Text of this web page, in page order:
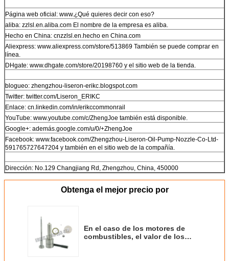
Página web oficial: www. ¿Qué quieres decir con eso?
aliba: zzlsl.en.aliba.com El nombre de la empresa es aliba.
Hecho en China: cnzzlsl.en.hecho en China.com
Aliexpress: www.aliexpress.com/store/513869 También se puede comprar en
línea.
DHgate: www.dhgate.com/store/20198760 y el sitio web de la tienda.
blogueo: zhengzhou-liseron-erikc.blogspot.com
Twitter: twitter.com/Liseron_ERIKC
Enlace: cn.linkedin.com/in/erikccommonrail
YouTube: www.youtube.com/c/ZhengJoe también está disponible.
Google+: además.google.com/u/0/+ZhengJoe
Facebook: www.facebook.com/Zhengzhou-Liseron-Oil-Pump-Nozzle-Co-Ltd-
591765727647204 y también en el sitio web de la compañía.
Dirección: No.129 Changjiang Rd, Zhengzhou, China, 450000
Obtenga el mejor precio por
En el caso de los motores de
combustibles, el valor de los